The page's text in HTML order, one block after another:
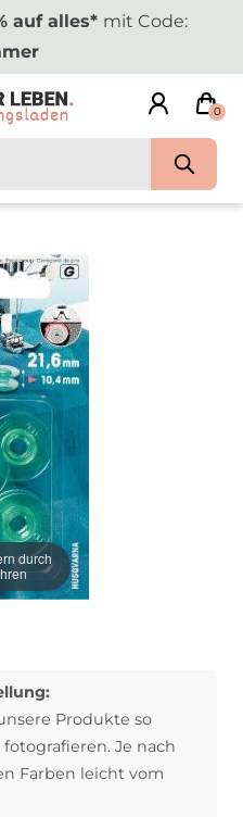
auf alles* mit Code:
0
durch
Produkte so
Je nach
Farben leicht vom